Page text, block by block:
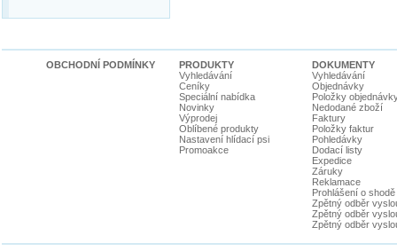
OBCHODNÍ PODMÍNKY
PRODUKTY
Vyhledávání
Ceníky
Speciální nabídka
Novinky
Výprodej
Oblíbené produkty
Nastavení hlídací psi
Promoakce
DOKUMENTY
Vyhledávání
Objednávky
Položky
Nedodané zboží
Faktury
Položky faktur
Pohledávky
Dodací listy
Expedice
Záruky
Reklamace
Prohlášení o shodě
Zpětný odběr
Zpětný odběr
Zpětný odběr